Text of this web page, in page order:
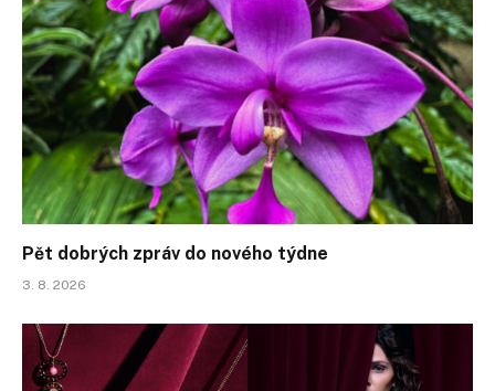
Pět dobrých zpráv do nového týdne
3. 8. 2026